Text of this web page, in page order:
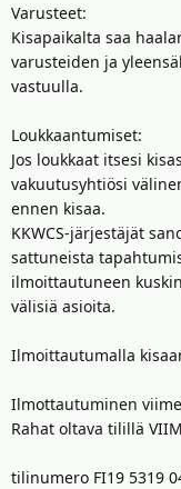
Varusteet:
Kisapaikalta saa
varusteiden ja
vastuulla.
Loukkaantumiset:
Jos loukkaat itsesi
vakuutusyhtiösi
ennen kisaa.
KKWCS-järjestäjät
sattuneista
ilmoittautuneen
välisiä asioita.
Ilmoittautumalla
Ilmottautuminen
Rahat oltava tilillä
tilinumero FI19 5319